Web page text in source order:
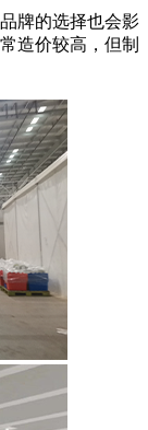
牌的选择也会影
造价较高，但制